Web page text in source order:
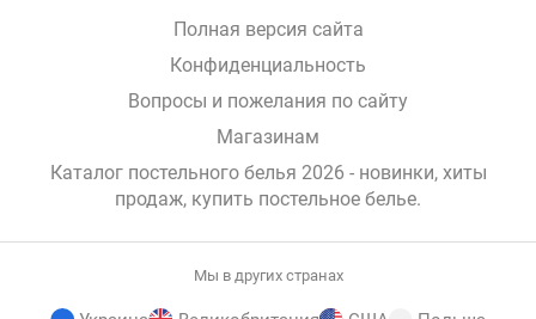
Полная версия сайта
Конфиденциальность
Вопросы и пожелания по сайту
Магазинам
Каталог постельного белья 2026 - новинки, хиты
продаж, купить постельное белье.
Мы в других странах